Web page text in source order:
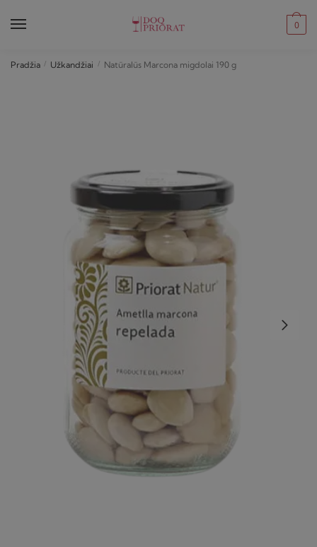
0
Pradžia / Užkandžiai / Natūralūs Marcona migdolai 190 g